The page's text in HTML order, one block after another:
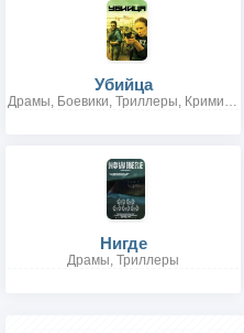
Убийца
Драмы, Боевики, Триллеры, Криминальные, Детективы
Нигде
Драмы, Триллеры